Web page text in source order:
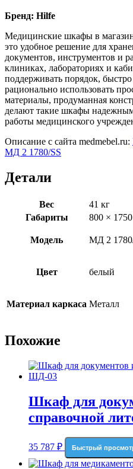
Бренд: Hilfe
Медицинские шкафы в
это удобное решение для
документов, инструментов и
клиниках, лабораториях и
поддерживать порядок,
рационально использовать
материалы, продуманная
делают такие шкафы
работы медицинского
Описание с сайта medmebel.ru:
МД 2 1780/SS
Детали
Вес
41 кг
Габариты
800 ×
Модель МД 2
Цвет белый
Материал каркаса Металл
Похожие
Шкаф для
справочной
35 787 ₽ Быстрый